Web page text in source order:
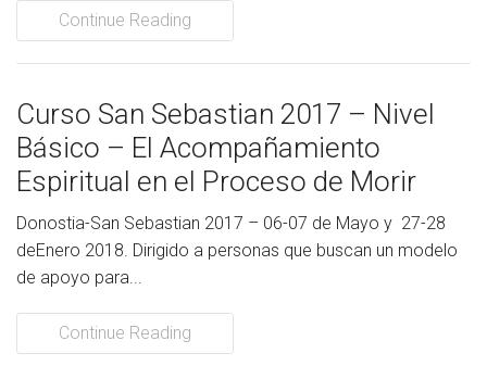
Continue Reading
Curso San Sebastian 2017 – Nivel
Básico – El Acompañamiento
Espiritual en el Proceso de Morir
Donostia-San Sebastian 2017 – 06-07 de Mayo y 27-28
deEnero 2018. Dirigido a personas que buscan un modelo
de apoyo para...
Continue Reading